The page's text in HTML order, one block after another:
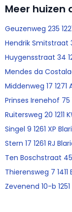
Meer huizen
Geuzenweg 235
Hendrik Smitstraat
Huygensstraat 34
Mendes da
Middenweg 17 1271
Prinses Irenehof 75
Ruitersweg 20 1211
Singel 9 1261 XP
Stern 17 1261 RJ
Ten Boschstraat 45
Thierensweg 7 1411
Zevenend 10-b